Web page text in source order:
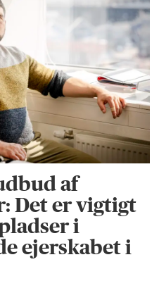
af
Det er vigtigt
i
ejerskabet i